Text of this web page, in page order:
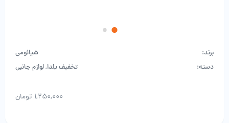
برند:
شیائومی
دسته:
تخفیف یلدا,لوازم جانبی
۱,۲۵۰,۰۰۰ تومان